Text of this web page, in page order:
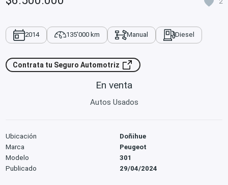
2014 135'000 km Manual Diesel
Contrata tu Seguro Automotriz
En venta
Autos Usados
Ubicación
Doñihue
Marca
Peugeot
Modelo
301
Publicado
29/04/2024